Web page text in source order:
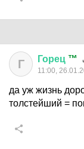
Г Горец ™
11:00,
да уж жизнь
толстейший =